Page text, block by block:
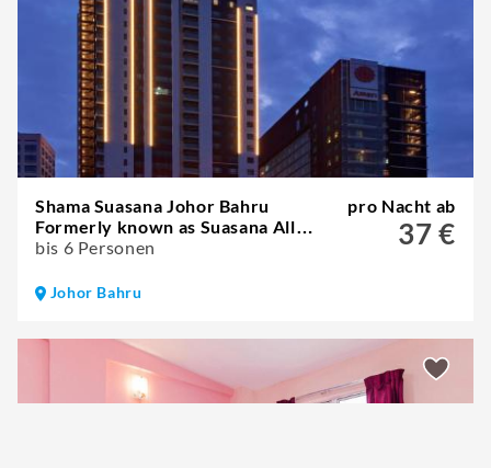
Shama Suasana Johor Bahru
Formerly known as Suasana All
Suites Hotels Johor Bahru
bis 6 Personen
pro Nacht ab
37 €
Johor Bahru